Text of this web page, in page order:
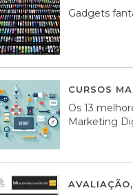
Gadgets
CURSOS
Os 13
Marketing
AVALIAÇÃO,